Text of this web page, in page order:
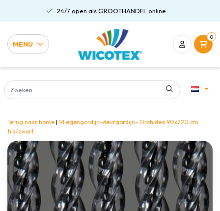
24/7 open als GROOTHANDEL online
MENU
0
Terug naar home | Vliegengordijn-deurgordijn- Orchidea 90x220 cm
tra/zwart